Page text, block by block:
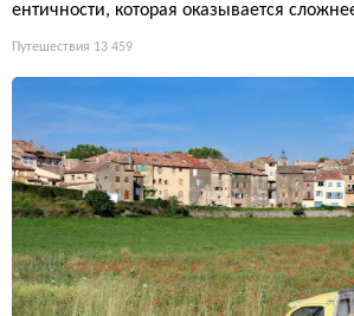
ентичности, которая оказывается
Путешествия 13 459